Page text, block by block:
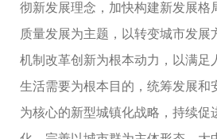
彻新发展理念，加快构建新发展格
质量发展为主题，以转变城市发展
机制改革创新为根本动力，以满足
生活需要为根本目的，统筹发展和
为核心的新型城镇化战略，持续促